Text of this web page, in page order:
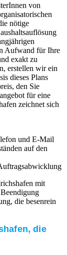
von
nötige
Aufwand für Ihre
exakt zu
erstellen wir ein
dieses Plans
den Sie
für eine
zeichnet sich
und E-Mail
auf den
mit
die besenrein
die